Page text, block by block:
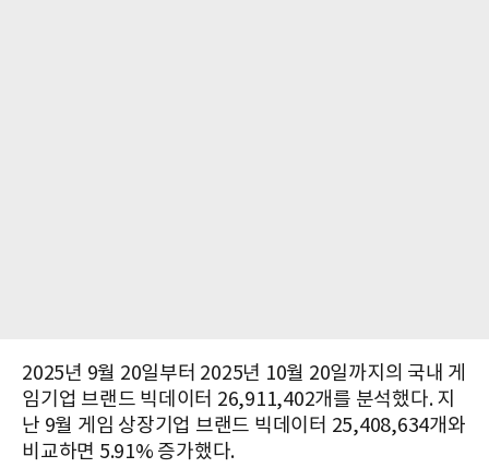
2025년 9월 20일부터 2025년 10월 20일까지의 국내 게
임기업 브랜드 빅데이터 26,911,402개를 분석했다. 지
난 9월 게임 상장기업 브랜드 빅데이터 25,408,634개와
비교하면 5.91% 증가했다.